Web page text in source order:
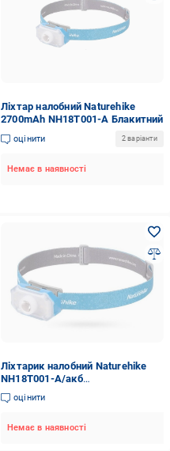
Ліхтар налобний Naturehike
2700mAh NH18T001-A Блакитний
оцінити 2 варіанти
Немає в наявності
Ліхтарик налобний Naturehike
NH18T001-A/акб
2700mAh/220Lum Blue (575587)
оцінити
Немає в наявності